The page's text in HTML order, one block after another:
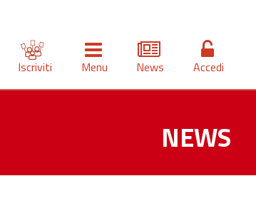
Iscriviti Menu News Accedi
NEWS